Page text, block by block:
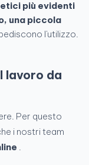
più evidenti
una piccola
l'utilizzo.
lavoro da
Per questo
i nostri team
.